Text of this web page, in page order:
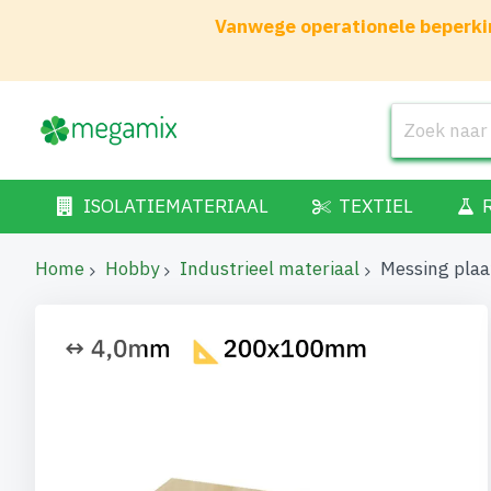
Vanwege operationele
ISOLATIEMATERIAAL TEXTIEL
Home Hobby Industrieel materiaal Messing
Ga